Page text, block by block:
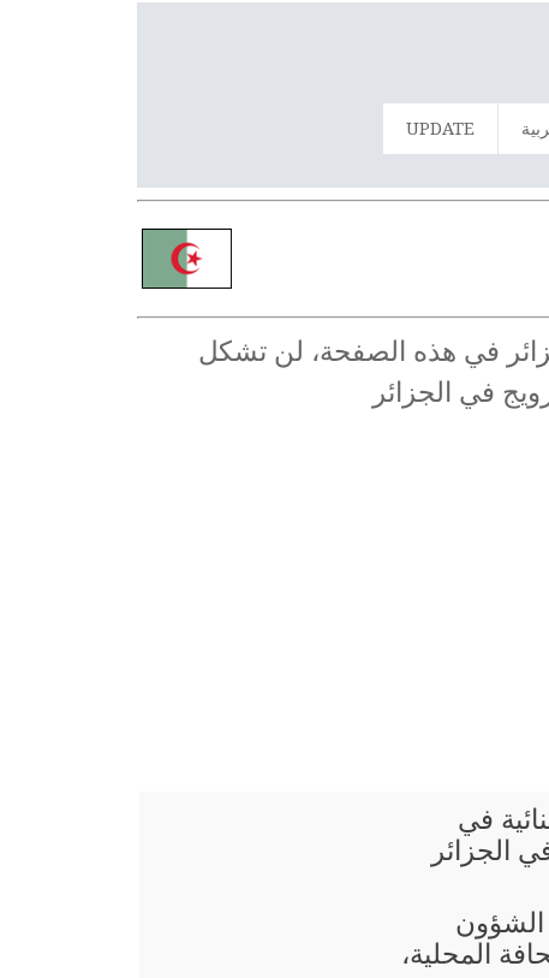
UPDATE
في هذه الصفحة، لن تشكل
في الجزائر
في
الجزائر
الشؤون
المحلية،